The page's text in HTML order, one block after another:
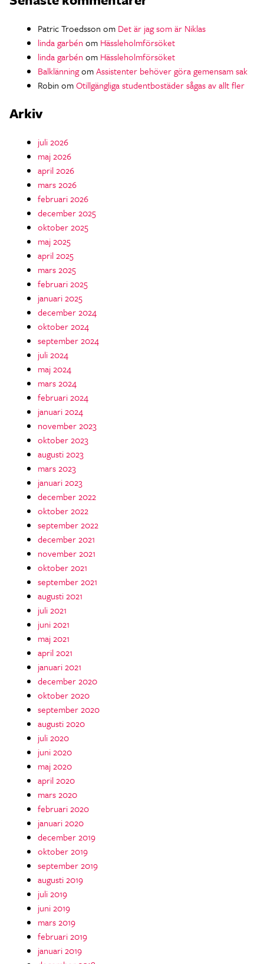
Patric Troedsson om Det är jag som är Niklas
linda garbén om Hässleholmförsöket
linda garbén om Hässleholmförsöket
BalklänningomAssistenter behöver göra gemensam sak
Robin omOtillgängliga studentbostäder sågas av allt fler
Arkiv
juli 2026
maj 2026
april 2026
mars 2026
februari 2026
december 2025
oktober 2025
maj 2025
april 2025
mars 2025
februari 2025
januari 2025
december 2024
oktober 2024
september 2024
juli 2024
maj 2024
mars 2024
februari 2024
januari 2024
november 2023
oktober 2023
augusti 2023
mars 2023
januari 2023
december 2022
oktober 2022
september 2022
december 2021
november 2021
oktober 2021
september 2021
augusti 2021
juli 2021
juni 2021
maj 2021
april 2021
januari 2021
december 2020
oktober 2020
september 2020
augusti 2020
juli 2020
juni 2020
maj 2020
april 2020
mars 2020
februari 2020
januari 2020
december 2019
oktober 2019
september 2019
augusti 2019
juli 2019
juni 2019
mars 2019
februari 2019
januari 2019